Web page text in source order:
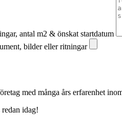
antal m2 & önskat startdatum
bilder eller ritningar
med många års erfarenhet
idag!